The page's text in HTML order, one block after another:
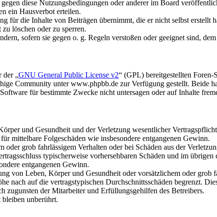
diese Nutzungsbedingungen oder anderer im Board
ein Hausverbot erteilen.
für die Inhalte von Beiträgen übernimmt, die er nicht selbst erstellt
löschen oder zu sperren.
sofern sie gegen o. g. Regeln verstoßen oder geeignet sind,
der „GNU General Public License v2“ (GPL) bereitgestellten
Community unter www.phpbb.de zur Verfügung gestellt. Beide
für bestimmte Zwecke nicht untersagen oder auf Inhalte
und Gesundheit und der Verletzung wesentlicher
mittelbare Folgeschäden wie insbesondere entgangenen Gewinn.
grob fahrlässigem Verhalten oder bei Schäden aus der
typischerweise vorhersehbaren Schäden und im
entgangenen Gewinn.
von Leben, Körper und Gesundheit oder vorsätzlichem oder grob
nach auf die vertragstypischen Durchschnittsschäden begrenzt.
zugunsten der Mitarbeiter und Erfüllungsgehilfen des Betreibers.
unberührt.